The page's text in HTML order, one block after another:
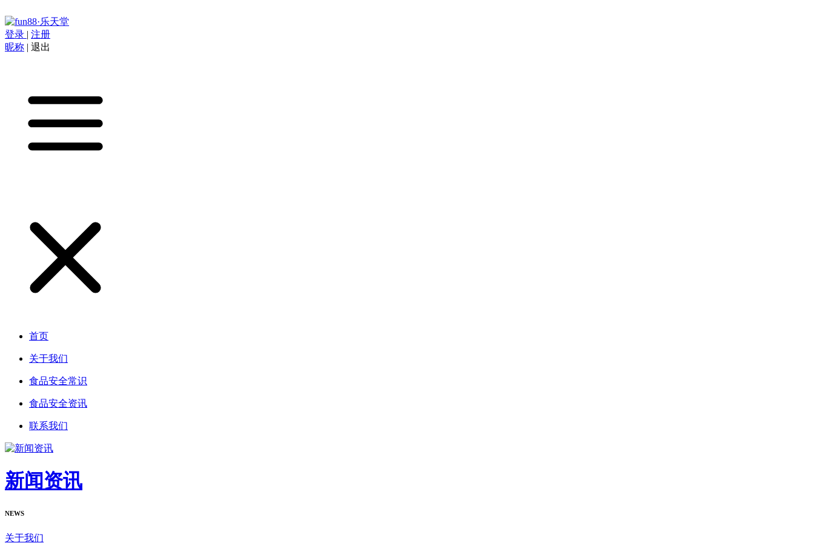
登录 | 注册
昵称 | 退出
首页
关于我们
食品安全常识
食品安全资讯
联系我们
新闻资讯
NEWS
关于我们